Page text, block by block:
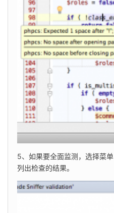
5、如果要全面监测，选择菜单
列出检查的结果。